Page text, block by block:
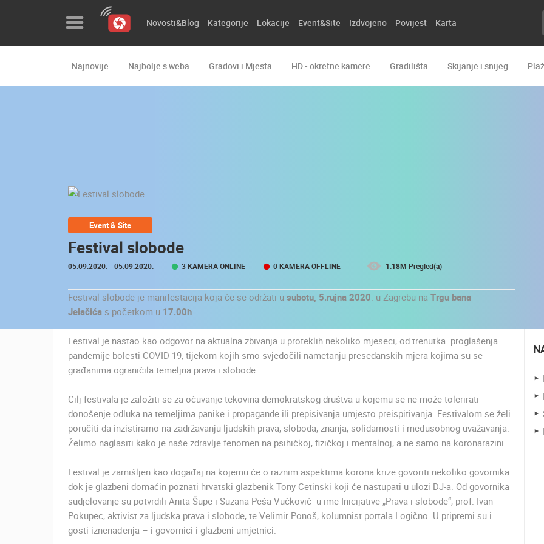
Izdvojeno
Karta
NAS
NAMA,
NAGRADE I
PRIZNANJA
ZA NOVE
WEB
KAMERE
USE
PRIVACY
POLICY
BANERI
Novosti&Blog Kategorije Lokacije Event&Site Izdvojeno Povijest Karta
Najnovije Najbolje s weba Gradovi i Mjesta HD - okretne kamere Gradilišta Skijanje i snijeg
UŽIVO 0 GLEDATELJ(A)
SUPOVI ZOO ZAGREB
ZAGREB
UŽIVO 0 GLEDATELJ(A)
MRKOPALJ SANJKALIŠTE
ČELIMBAŠA
UŽIVO 0 GLEDATELJ(A)
MANDRE LJETNA POZORNICA -
VELIKA ĐIGA
Event & Site
Festival slobode
05.09.2020. - 05.09.2020. 3 KAMERA ONLINE 0 KAMERA OFFLINE 1.18M Pregled(a)
Festival slobode je manifestacija koja će se održati u subotu, 5.rujna 2020. u Zagrebu na Trgu bana
Jelačića s početkom u 17.00h.
Festival je nastao kao odgovor na aktualna zbivanja u proteklih nekoliko mjeseci, od trenutka proglašenja
pandemije bolesti COVID-19, tijekom kojih smo svjedočili nametanju presedanskih mjera kojima su se
građanima ograničila temeljna prava i slobode.
Cilj festivala je založiti se za očuvanje tekovina demokratskog društva u kojemu se ne može tolerirati
donošenje odluka na temeljima panike i propagande ili prepisivanja umjesto preispitivanja. Festivalom se želi
poručiti da inzistiramo na zadržavanju ljudskih prava, sloboda, znanja, solidarnosti i međusobnog uvažavanja.
Želimo naglasiti kako je naše zdravlje fenomen na psihičkoj, fizičkoj i mentalnoj, a ne samo na koronarazini.
Festival je zamišljen kao događaj na kojemu će o raznim aspektima korona krize govoriti nekoliko govornika
dok je glazbeni domaćin poznati hrvatski glazbenik Tony Cetinski koji će nastupati u ulozi DJ-a. Od govornika
sudjelovanje su potvrdili Anita Šupe i Suzana Peša Vučković u ime Inicijative „Prava i slobode“, prof. Ivan
Pokupec, aktivist za ljudska prava i slobode, te Velimir Ponoš, kolumnist portala Logično. U pripremi su i
gosti iznenađenja – i govornici i glazbeni umjetnici.